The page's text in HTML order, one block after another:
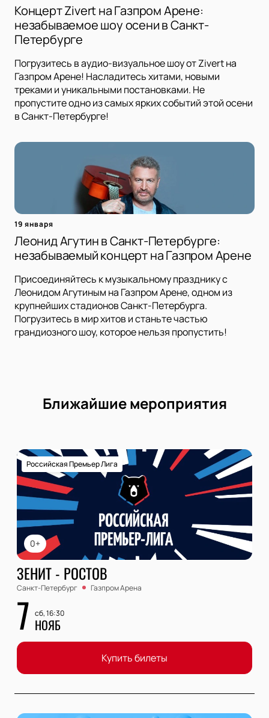
Концерт Zivert на Газпром Арене:
незабываемое шоу осени в Санкт-
Петербурге
Погрузитесь в аудио-визуальное шоу от Zivert на
Газпром Арене! Насладитесь хитами, новыми
треками и уникальными постановками. Не
пропустите одно из самых ярких событий этой осени
в Санкт-Петербурге!
19 января
Леонид Агутин в Санкт-Петербурге:
незабываемый концерт на Газпром Арене
Присоединяйтесь к музыкальному празднику с
Леонидом Агутиным на Газпром Арене, одном из
крупнейших стадионов Санкт-Петербурга.
Погрузитесь в мир хитов и станьте частью
грандиозного шоу, которое нельзя пропустить!
Ближайшие мероприятия
0+
Российская Премьер Лига
ЗЕНИТ - РОСТОВ
Санкт-Петербург Газпром Арена
7 сб, 16:30
НОЯБ
Купить билеты